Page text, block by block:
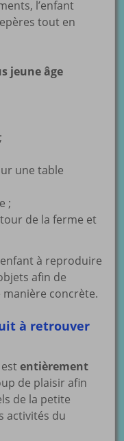
l’enfant
tout en
jeune âge
une table
;
de la ferme et
à reproduire
afin de
concrète.
à retrouver
estentièrement
de plaisir afin
de la petite
activités du